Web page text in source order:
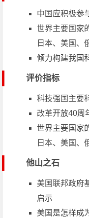
中国应积极参
世界主要国家
日本、美国、
倾力构建我国
评价指标
科技强国主要
改革开放40周
世界主要国家
日本、美国、
他山之石
美国联邦政府
启示
美国是怎样成